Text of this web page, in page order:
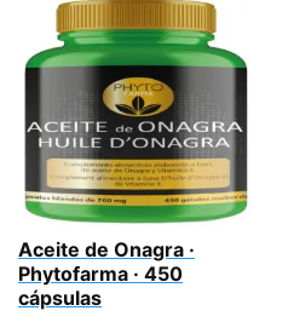
Aceite de Onagra ·
Phytofarma · 450
cápsulas